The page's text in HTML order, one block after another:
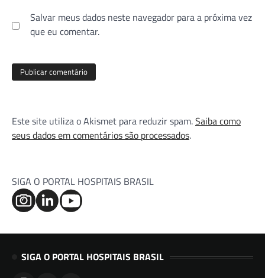
Salvar meus dados neste navegador para a próxima vez
que eu comentar.
Este site utiliza o Akismet para reduzir spam.Saiba como
seus dados em comentários são processados.
SIGA O PORTAL HOSPITAIS BRASIL
SIGA O PORTAL HOSPITAIS BRASIL